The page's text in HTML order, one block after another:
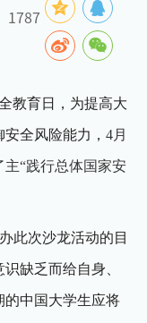
1787
教育日，为提高大
全风险能力， 4月
“践行总体国家安
此次沙龙活动的目
缺乏而给自身、
的中国大学生应将